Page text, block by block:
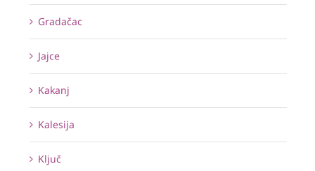
Gradačac
Jajce
Kakanj
Kalesija
Ključ